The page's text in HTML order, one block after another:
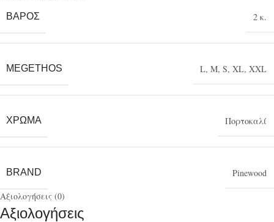
ΒΆΡΟΣ 2 κ.
MEGETHOS L, M, S, XL, XXL
ΧΡΏΜΑ Πορτοκαλί
BRAND
Pinewood
Αξιολογήσεις (0)
Αξιολογήσεις